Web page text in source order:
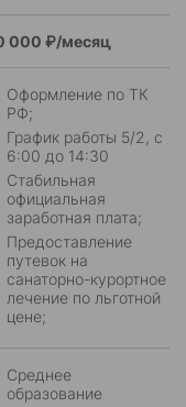
000 ₽/месяц
Оформление по ТК
РФ;
График работы 5/2, с
6:00 до 14:30
Стабильная
официальная
заработная плата;
Предоставление
путевок на
санаторно-курортное
лечение по льготной
цене;
Среднее
образование